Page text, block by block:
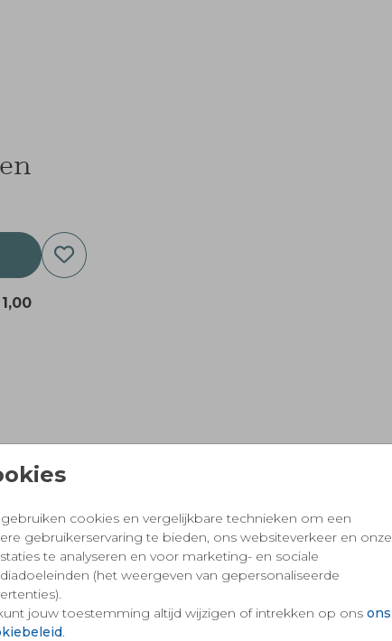
cookies en vergelijkbare technieken om een
gebruikerservaring te bieden, ons websiteverkeer en onze
te analyseren en voor marketing- en sociale
(het weergeven van gepersonaliseerde
jouw toestemming altijd wijzigen of intrekken op ons ons
.
1,00